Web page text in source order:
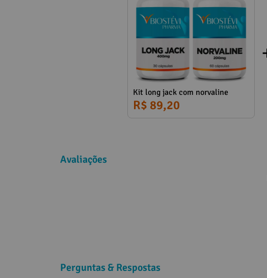
Kit long jack com norvaline
R$ 89,20
Avaliações
Perguntas & Respostas